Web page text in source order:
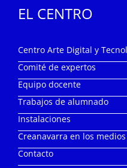
EL CENTRO
Centro Arte Digital y
Comité de expertos
Equipo docente
Trabajos de alumnado
Instalaciones
Creanavarra en los
Contacto